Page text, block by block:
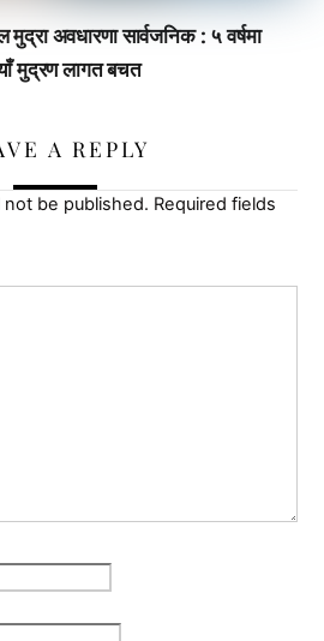
अवधारणा सार्वजनिक : ५ वर्षमा
मुद्रण लागत बचत
A REPLY
not be published. Required fields